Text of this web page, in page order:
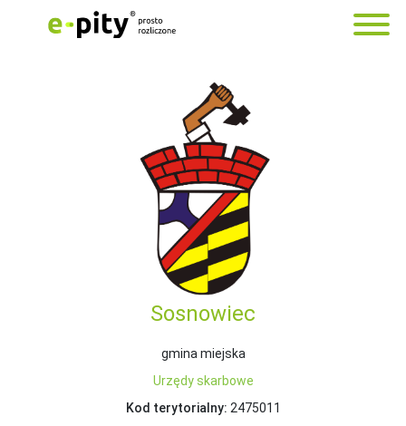
Sosnowiec
gmina miejska
Urzędy skarbowe
Kod terytorialny: 2475011